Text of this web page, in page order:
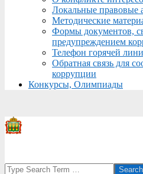
Локальные правовые
Методические
Формы документов,
предупреждением
Телефон горячей
Обратная связь для
коррупции
Конкурсы, Олимпиады
Search